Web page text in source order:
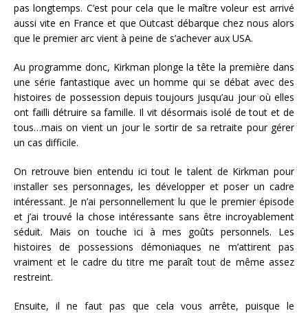
pas longtemps. C’est pour cela que le maître voleur est arrivé
aussi vite en France et que Outcast débarque chez nous alors
que le premier arc vient à peine de s’achever aux USA.
Au programme donc, Kirkman plonge la tête la première dans
une série fantastique avec un homme qui se débat avec des
histoires de possession depuis toujours jusqu’au jour où elles
ont failli détruire sa famille. Il vit désormais isolé de tout et de
tous…mais on vient un jour le sortir de sa retraite pour gérer
un cas difficile.
On retrouve bien entendu ici tout le talent de Kirkman pour
installer ses personnages, les développer et poser un cadre
intéressant. Je n’ai personnellement lu que le premier épisode
et j’ai trouvé la chose intéressante sans être incroyablement
séduit. Mais on touche ici à mes goûts personnels. Les
histoires de possessions démoniaques ne m’attirent pas
vraiment et le cadre du titre me paraît tout de même assez
restreint.
Ensuite, il ne faut pas que cela vous arrête, puisque le